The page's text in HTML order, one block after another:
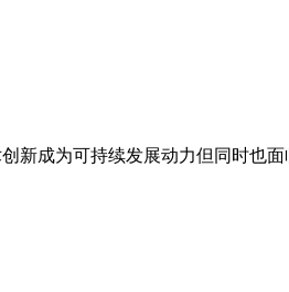
新成为可持续发展动力但同时也